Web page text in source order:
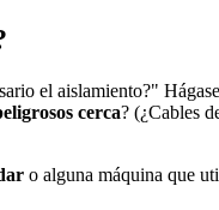
el aislamiento?"
cerca? (¿Cables
o alguna máquina que